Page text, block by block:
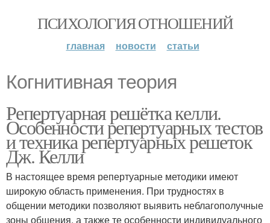
ПСИХОЛОГИЯ ОТНОШЕНИЙ
главная новости статьи
Когнитивная теория
Репертуарная решётка келли.
Особенности репертуарных тестов
и техника репертуарных решеток
Дж. Келли
В настоящее время репертуарные методики имеют
широкую область применения. При трудностях в
общении методики позволяют выявить неблагополучные
зоны общения, а также те особенности индивидуального